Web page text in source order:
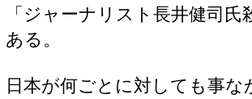
「ジャーナリスト長井健司
ある。
日本が何ごとに対しても事